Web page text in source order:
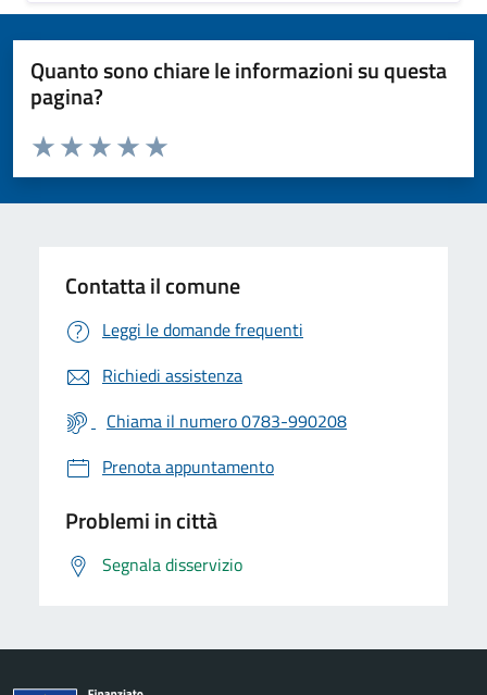
Quanto sono chiare le informazioni su questa
pagina?
Valuta da 1 a 5 stelle la pagina
Valuta 5 stelle su 5
Valuta 4 stelle su 5
Valuta 3 stelle su 5
Valuta 2 stelle su 5
Valuta 1 stelle su 5
Contatta il comune
Leggi le domande frequenti
Richiedi assistenza
Chiama il numero 0783-990208
Prenota appuntamento
Problemi in città
Segnala disservizio